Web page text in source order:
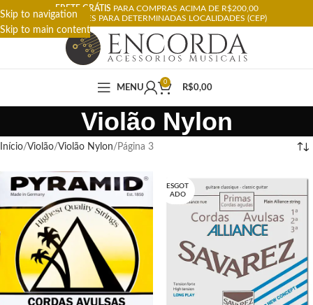
Skip to navigation
Skip to main content
FRETE GRÁTIS PARA COMPRAS ACIMA DE R$200,00
RESTRIÇÕES PARA DETERMINADAS LOCALIDADES (CEP)
MENU
0
R$0,00
Violão Nylon
Início Violão Violão Nylon Página 3
ESGOT
ADO